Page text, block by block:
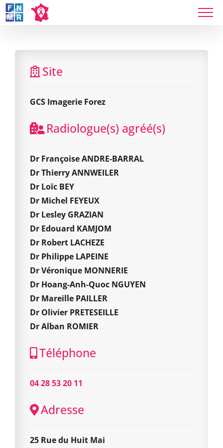
Skip
to
Site
GCS Imagerie Forez
Radiologue(s) agréé(s)
Dr Françoise ANDRE-BARRAL
Dr Thierry ANNWEILER
Dr Loïc BEY
Dr Michel FEYEUX
Dr Lesley GRAZIAN
Dr Edouard KAMJOM
Dr Robert LACHEZE
Dr Philippe LAPEINE
Dr Véronique MONNERIE
Dr Hoang-Anh-Quoc NGUYEN
Dr Mareille PAILLER
Dr Olivier PRETESEILLE
Dr Alban ROMIER
Téléphone
04 28 53 20 11
Adresse
25 Rue du Huit Mai